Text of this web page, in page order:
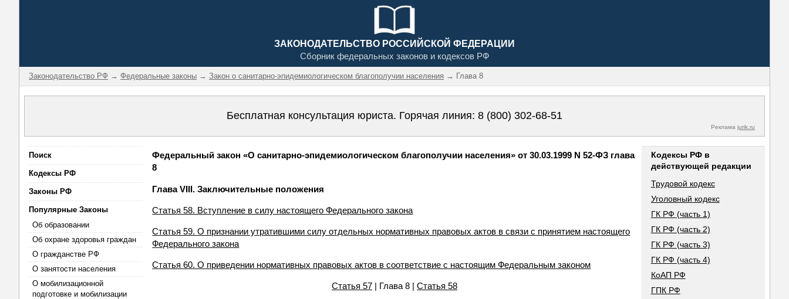
ЗАКОНОДАТЕЛЬСТВО РОССИЙСКОЙ ФЕДЕРАЦИИ
Сборник федеральных законов и кодексов РФ
Законодательство РФ → Федеральные законы → Закон о санитарно-эпидемиологическом благополучии населения → Глава 8
Бесплатная консультация юриста. Горячая линия: 8 (800) 302-68-51
Реклама jurik.ru
Поиск
Кодексы РФ
Законы РФ
Популярные Законы
Об образовании
Об охране здоровья граждан
О гражданстве РФ
О занятости населения
О мобилизационной
подготовке и мобилизации
Федеральный закон «О санитарно-эпидемиологическом благополучии населения» от 30.03.1999 N 52-ФЗ глава
8
Глава VIII. Заключительные положения
Статья 58. Вступление в силу настоящего Федерального закона
Статья 59. О признании утратившими силу отдельных нормативных правовых актов в связи с принятием настоящего
Федерального закона
Статья 60. О приведении нормативных правовых актов в соответствие с настоящим Федеральным законом
Статья 57| Глава 8 | Статья 58
Кодексы РФ в
действующей редакции
Трудовой кодекс
Уголовный кодекс
ГК РФ (часть 1)
ГК РФ (часть 2)
ГК РФ (часть 3)
ГК РФ (часть 4)
КоАП РФ
ГПК РФ